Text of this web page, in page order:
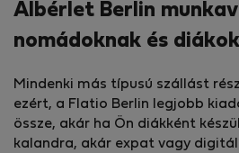
Albérlet Berlin
nomádoknak és
Mindenki más típusú szállást
ezért, a Flatio Berlin legjobb
össze, akár ha Ön diákként
kalandra, akár expat vagy